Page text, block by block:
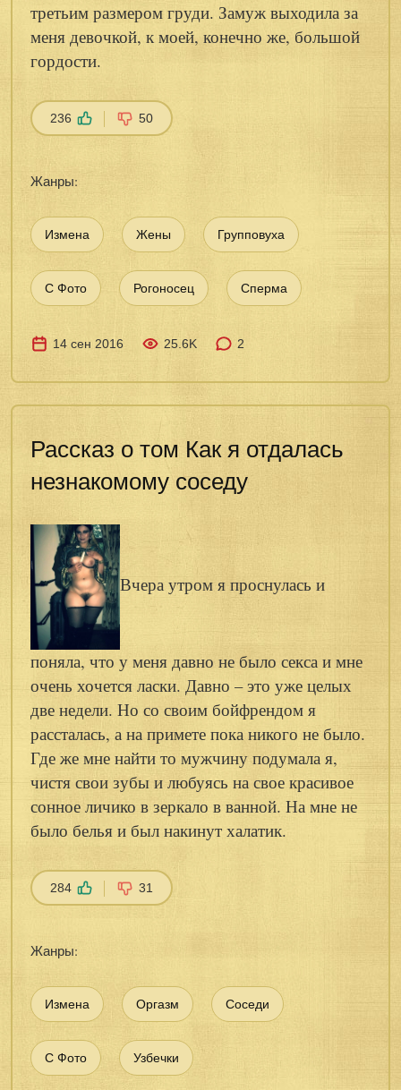
третьим размером груди. Замуж выходила за
меня девочкой, к моей, конечно же, большой
гордости.
236 50
Жанры:
Измена Жены Групповуха
С Фото Рогоносец Сперма
14 сен 2016 25.6K 2
Рассказ о том Как я отдалась
незнакомому соседу
Вчера утром я проснулась и
поняла, что у меня давно не было секса и мне
очень хочется ласки. Давно – это уже целых
две недели. Но со своим бойфрендом я
рассталась, а на примете пока никого не было.
Где же мне найти то мужчину подумала я,
чистя свои зубы и любуясь на свое красивое
сонное личико в зеркало в ванной. На мне не
было белья и был накинут халатик.
284 31
Жанры:
Измена Оргазм Соседи
С Фото Узбечки